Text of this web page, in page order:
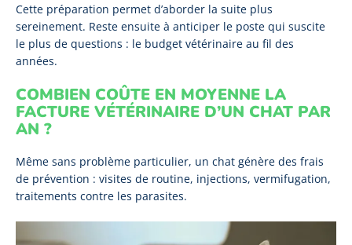
Cette préparation permet d’aborder la suite plus
sereinement. Reste ensuite à anticiper le poste qui suscite
le plus de questions : le budget vétérinaire au fil des
années.
COMBIEN COÛTE EN MOYENNE LA
FACTURE VÉTÉRINAIRE D’UN CHAT PAR
AN ?
Même sans problème particulier, un chat génère des frais
de prévention : visites de routine, injections, vermifugation,
traitements contre les parasites.